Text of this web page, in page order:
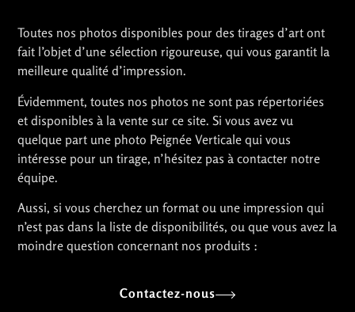
Toutes nos photos disponibles pour des tirages d’art ont
fait l’objet d’une sélection rigoureuse, qui vous garantit la
meilleure qualité d’impression.
Évidemment, toutes nos photos ne sont pas répertoriées
et disponibles à la vente sur ce site. Si vous avez vu
quelque part une photo Peignée Verticale qui vous
intéresse pour un tirage, n’hésitez pas à contacter notre
équipe.
Aussi, si vous cherchez un format ou une impression qui
n’est pas dans la liste de disponibilités, ou que vous avez la
moindre question concernant nos produits :
Contactez-nous